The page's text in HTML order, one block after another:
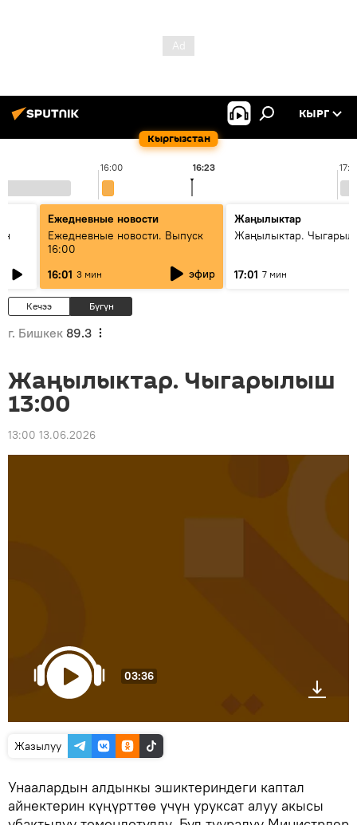
Кыргызстан
КЫРГ
16:00 16:23
Ежедневные новости
Ежедневные новости. Выпуск
16:00
16:01 3 мин эфир
Жаңылыктар
Жаңылыктар.
17:01 7 мин
Кечээ Бүгүн
г. Бишкек 89.3
Жаңылыктар. Чыгарылыш
13:00
13:00 13.06.2026
03:36
Жазылуу
Унаалардын алдынкы эшиктериндеги каптал
айнектерин күңүрттөө үчүн уруксат алуу акысы